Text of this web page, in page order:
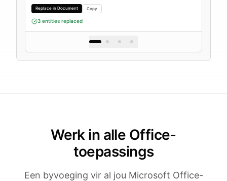
Replace in Document Copy
3 entities replaced
Werk in alle Office-
toepassings
Een byvoeging vir al jou Microsoft Office-